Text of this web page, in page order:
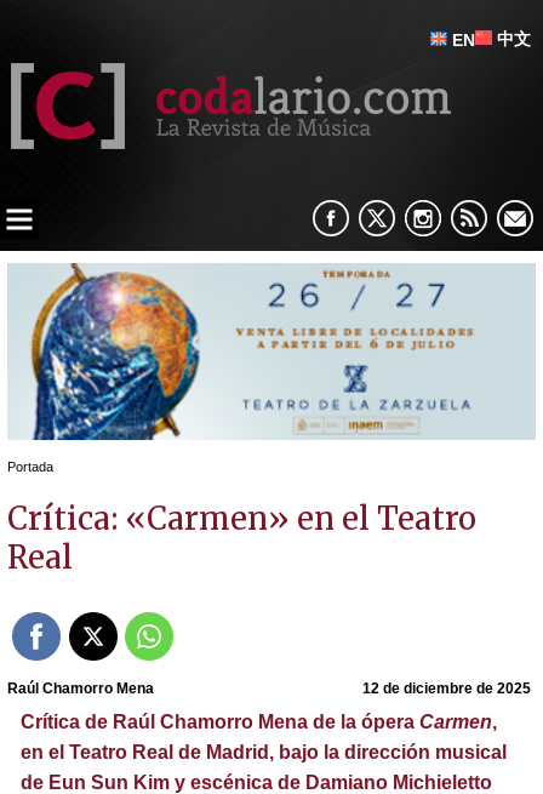
EN 中文
Portada
Crítica: «Carmen» en el Teatro
Real
Raúl Chamorro Mena 12 de diciembre de 2025
Crítica de Raúl Chamorro Mena de la ópera Carmen,
en el Teatro Real de Madrid, bajo la dirección musical
de Eun Sun Kim y escénica de Damiano Michieletto